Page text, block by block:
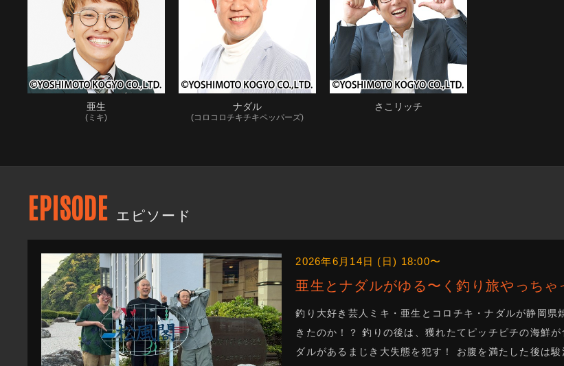
亜生
(ミキ)
ナダル
(コロコロチキチキペッパーズ)
さこリッチ
EPISODE エピソード
2026年6月14日 (日) 18:00〜
亜生とナダルがゆる〜く釣り旅やっち
釣り大好き芸人ミキ・亜生とコロチキ・ナダルが静岡
きたのか！？ 釣りの後は、獲れたてピッチピチの海鮮
ダルがあるまじき大失態を犯す！ お腹を満たした後は